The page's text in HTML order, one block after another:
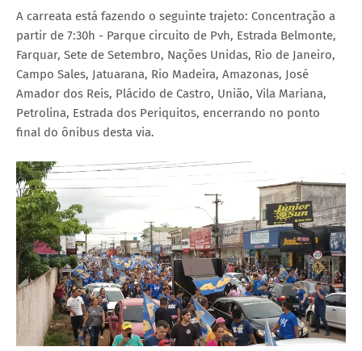
A carreata está fazendo o seguinte trajeto: Concentração a
partir de 7:30h - Parque circuito de Pvh, Estrada Belmonte,
Farquar, Sete de Setembro, Nações Unidas, Rio de Janeiro,
Campo Sales, Jatuarana, Rio Madeira, Amazonas, José
Amador dos Reis, Plácido de Castro, União, Vila Mariana,
Petrolina, Estrada dos Periquitos, encerrando no ponto
final do ônibus desta via.